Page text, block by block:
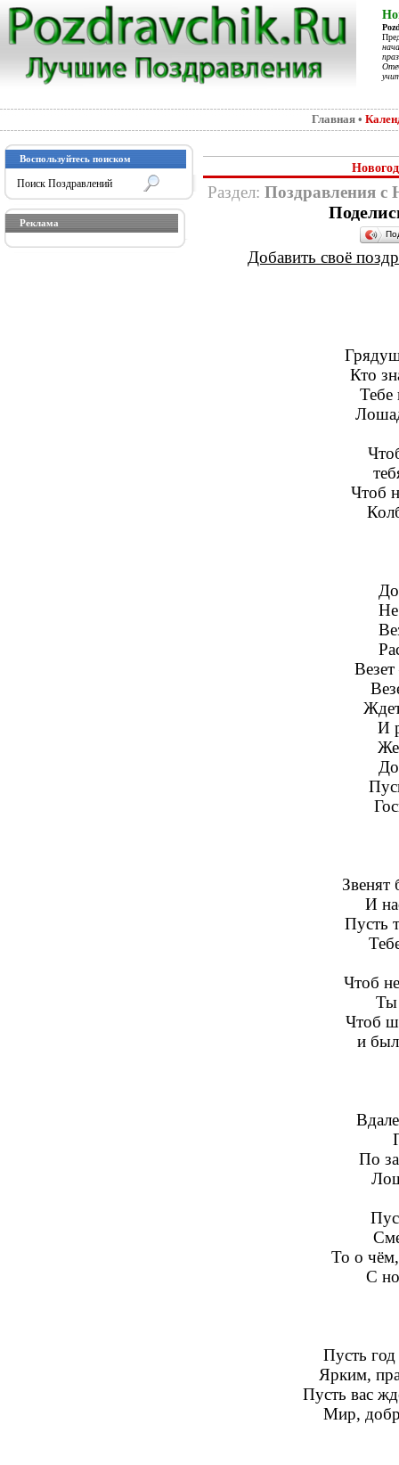
Главная •
Воспользуйтесь поиском
Реклама
Раздел: Поздравления
Добавить своё
Кто
Тебе
Чтоб
И
Звенят
И
Пусть
Чтоб
Ты
Чтоб
и был
По
То о
С
Пусть
Ярким,
Пусть вас
Мир,